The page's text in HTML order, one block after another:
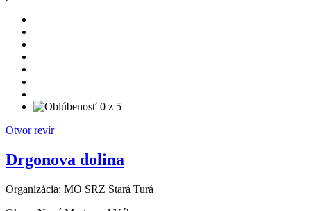
Otvor revír
Drgonova dolina
Organizácia: MO SRZ Stará Turá